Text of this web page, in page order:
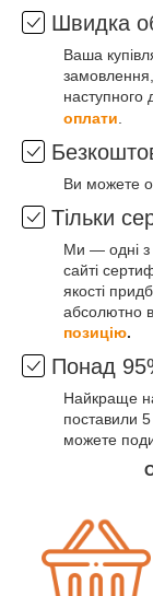
Швидка
Ваша
наступного
оплати
Ви можете
Тільки
Ми — одні з
сайті
якості
абсолютно
позицію.
Понад
Найкраще
поставили 5
можете